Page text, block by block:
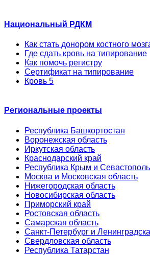
Национальный РДКМ
Как стать донором костного
Где сдать кровь на типирование
Как помочь регистру
Сертификат на типирование
Кровь 5
Региональные проекты
Республика Башкортостан
Воронежская область
Иркутская область
Краснодарский край
Республика Крым и Севастополь
Москва и Московская область
Нижегородская область
Новосибирская область
Приморский край
Ростовская область
Самарская область
Санкт-Петербург и
Свердловская область
Республика Татарстан